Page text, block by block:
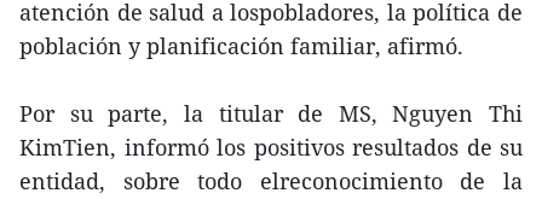
atención de salud a lospobladores, la política de
población y planificación familiar, afirmó.
Por su parte, la titular de MS, Nguyen Thi
KimTien, informó los positivos resultados de su
entidad, sobre todo elreconocimiento de la